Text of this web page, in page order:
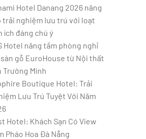
Hotel Danang 2026 nâng
trải nghiệm lưu trú với loạt
ích đáng chú ý
Hotel nâng tầm phòng nghỉ
gỗ EuroHouse từ Nội thất
Trường Minh
Boutique Hotel: Trải
Lưu Trú Tuyệt Vời Năm
Hotel: Khách Sạn Có View
Pháo Hoa Đà Nẵng